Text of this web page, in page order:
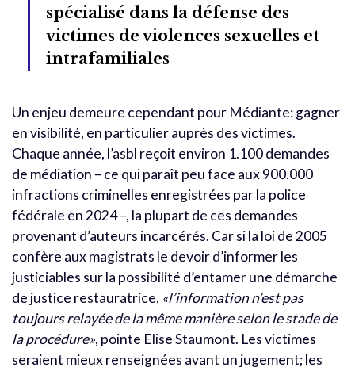
spécialisé dans la défense des
victimes de violences sexuelles et
intrafamiliales
Un enjeu demeure cependant pour Médiante: gagner
en visibilité, en particulier auprès des victimes.
Chaque année, l’asbl reçoit environ 1.100 demandes
de médiation – ce qui paraît peu face aux 900.000
infractions criminelles enregistrées par la police
fédérale en 2024 –, la plupart de ces demandes
provenant d’auteurs incarcérés. Car si la loi de 2005
confère aux magistrats le devoir d’informer les
justiciables sur la possibilité d’entamer une démarche
de justice restauratrice, «l’information n’est pas
toujours relayée de la même manière selon le stade de
la procédure», pointe Elise Staumont. Les victimes
seraient mieux renseignées avant un jugement; les